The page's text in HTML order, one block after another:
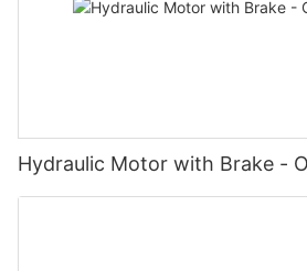
Hydraulic Motor with Brake -